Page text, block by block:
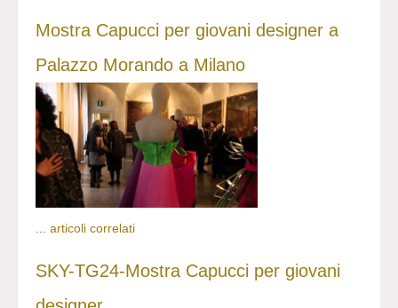
Mostra Capucci per giovani designer a
Palazzo Morando a Milano
articoli correlati
SKY-TG24-Mostra Capucci per giovani